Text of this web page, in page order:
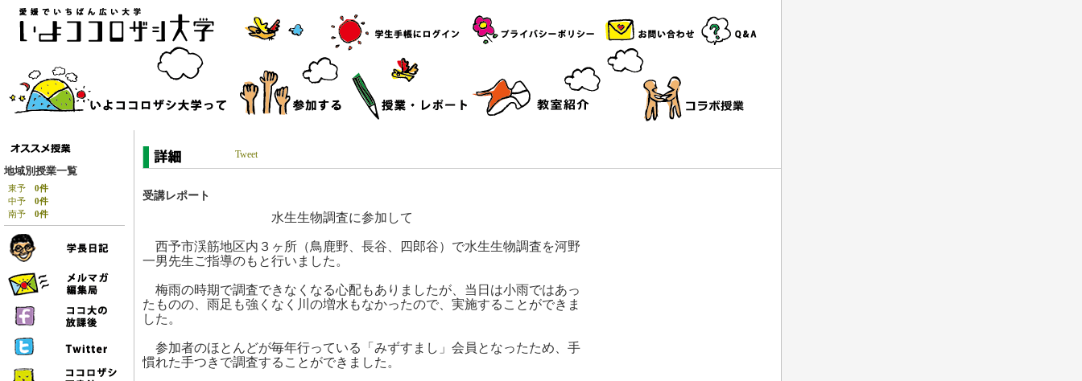
地域別授業一覧
東予 0件
中予 0件
南予 0件
Tweet
受講レポート
水生生物調査に参加して
西予市渓筋地区内３ヶ所（鳥鹿野、長谷、四郎谷）で水生生物調査を河野
一男先生ご指導のもと行いました。
梅雨の時期で調査できなくなる心配もありましたが、当日は小雨ではあっ
たものの、雨足も強くなく川の増水もなかったので、実施することができま
した。
参加者のほとんどが毎年行っている「みずすまし」会員となったため、手
慣れた手つきで調査することができました。